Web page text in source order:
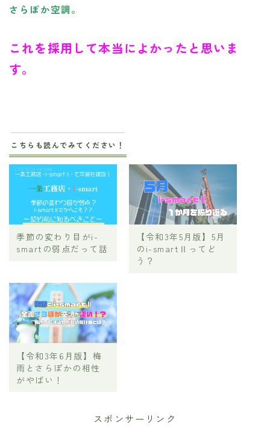
さらぽか空調。
これを採用して本当によかったと思いま
す。
こちらも読んでみてください！
季節の変わり目がi-
smartの弱点だって話
【令和3年5月版】5月
のi-smartⅡってど
う？
【令和3年6月版】梅
雨とさらぽかの相性
がやばい！
スポンサーリンク